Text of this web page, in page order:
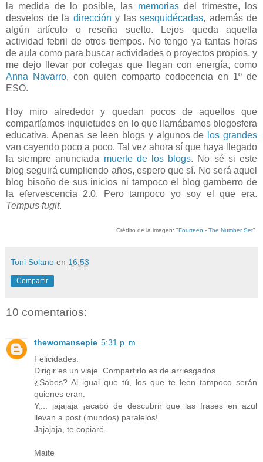
la medida de lo posible, las memoriasdel trimestre, los
desvelos de la dirección y las sesquidécadas, además de
algún artículo o reseña suelto. Lejos queda aquella
actividad febril de otros tiempos. No tengo ya tantas horas
de aula como para buscar actividades o proyectos propios, y
me dejo llevar por colegas que llegan con energía, como
Anna Navarro, con quien comparto codocencia en 1º de
ESO.
Hoy miro alrededor y quedan pocos de aquellos que
compartíamos inquietudes en lo que llamábamos blogosfera
educativa. Apenas se leen blogs y algunos de los grandes
van cayendo poco a poco. Tal vez ahora sí que haya llegado
la siempre anunciada muerte de los blogs. No sé si este
blog seguirá cumpliendo años, espero que sí. No será aquel
blog bisoño de sus inicios ni tampoco el blog gamberro de
la efervescencia 2.0. Pero tampoco yo soy el que era.
Tempus fugit.
Crédito de la imagen: "Fourteen - The Number Set"
Toni Solano en 16:53
Compartir
10 comentarios:
thewomansepie 5:31 p. m.
Felicidades.
Dirigir es un viaje. Compartirlo es de arriesgados.
¿Sabes? Al igual que tú, los que te leen tampoco serán
quienes eran.
Y,... jajajaja ¡acabó de descubrir que las frases en azul
llevan a post (mundos) paralelos!
Jajajaja, te copiaré.
Maite